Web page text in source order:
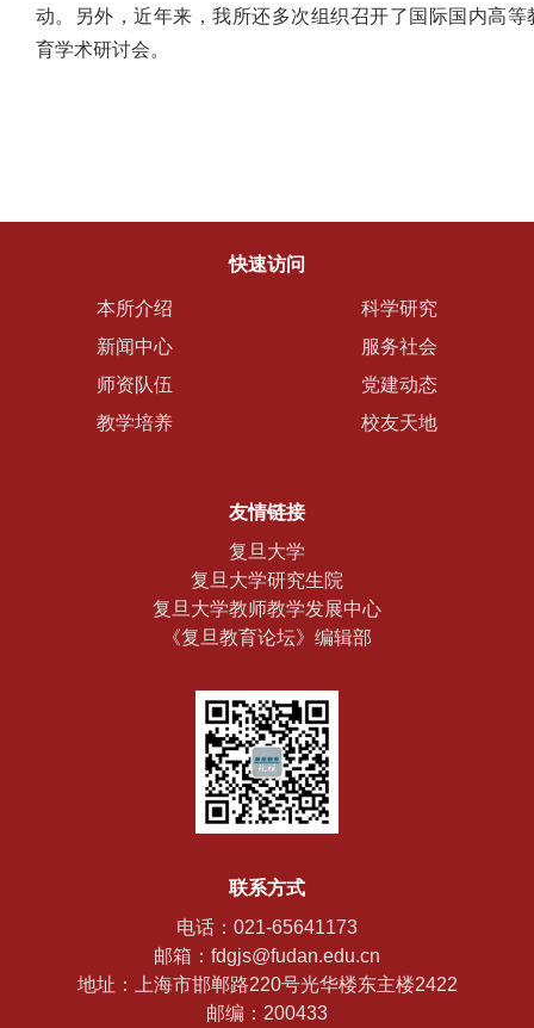
动。另外，近年来，我所还多次组织召开了国际国内高等
育学术研讨会。
快速访问
本所介绍
新闻中心
师资队伍
教学培养
科学研究
服务社会
党建动态
校友天地
友情链接
复旦大学
复旦大学研究生院
复旦大学教师教学发展中心
《复旦教育论坛》编辑部
联系方式
电话：021-65641173
邮箱：fdgjs@fudan.edu.cn
地址：上海市邯郸路220号光华楼东主楼2422
邮编：200433